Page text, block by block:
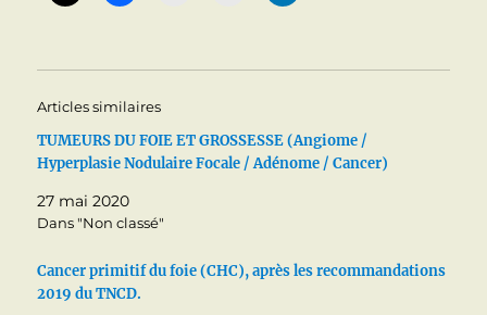
Articles similaires
TUMEURS DU FOIE ET GROSSESSE (Angiome /
Hyperplasie Nodulaire Focale / Adénome / Cancer)
27 mai 2020
Dans "Non classé"
Cancer primitif du foie (CHC), après les recommandations
2019 du TNCD.